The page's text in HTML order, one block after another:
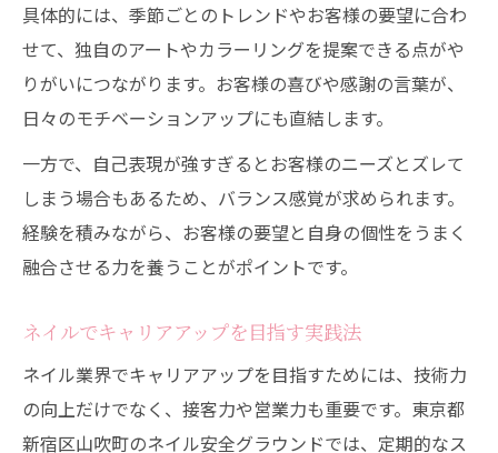
具体的には、季節ごとのトレンドやお客様の要望に合わ
せて、独自のアートやカラーリングを提案できる点がや
りがいにつながります。お客様の喜びや感謝の言葉が、
日々のモチベーションアップにも直結します。
一方で、自己表現が強すぎるとお客様のニーズとズレて
しまう場合もあるため、バランス感覚が求められます。
経験を積みながら、お客様の要望と自身の個性をうまく
融合させる力を養うことがポイントです。
ネイルでキャリアアップを目指す実践法
ネイル業界でキャリアアップを目指すためには、技術力
の向上だけでなく、接客力や営業力も重要です。東京都
新宿区山吹町のネイル安全グラウンドでは、定期的なス